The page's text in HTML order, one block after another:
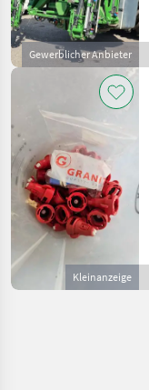
Gewerblicher Anbieter
Kleinanzeige